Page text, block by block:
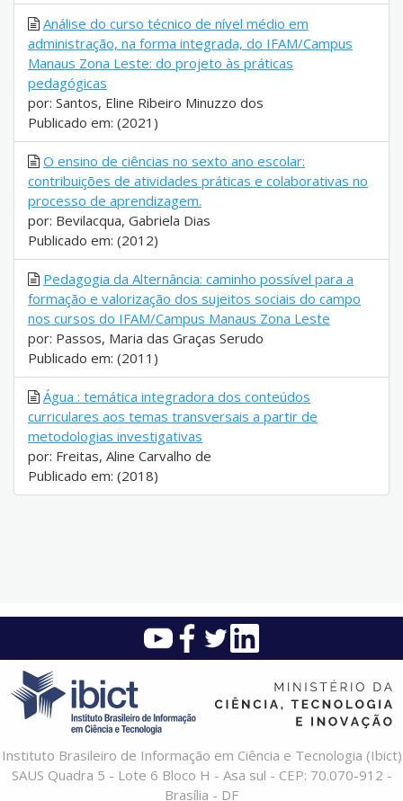
Análise do curso técnico de nível médio em
administração, na forma integrada, do IFAM/Campus
Manaus Zona Leste: do projeto às práticas
pedagógicas
por: Santos, Eline Ribeiro Minuzzo dos
Publicado em: (2021)
O ensino de ciências no sexto ano escolar:
contribuições de atividades práticas e colaborativas no
processo de aprendizagem.
por: Bevilacqua, Gabriela Dias
Publicado em: (2012)
Pedagogia da Alternância: caminho possível para a
formação e valorização dos sujeitos sociais do campo
nos cursos do IFAM/Campus Manaus Zona Leste
por: Passos, Maria das Graças Serudo
Publicado em: (2011)
Água : temática integradora dos conteúdos
curriculares aos temas transversais a partir de
metodologias investigativas
por: Freitas, Aline Carvalho de
Publicado em: (2018)
Instituto Brasileiro de Informação em Ciência e Tecnologia (Ibict)
SAUS Quadra 5 - Lote 6 Bloco H - Asa sul - CEP: 70.070-912 -
Brasília - DF